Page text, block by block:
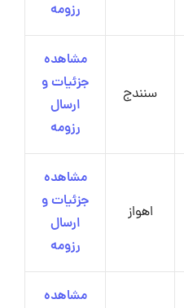
رزومه
سنندج
مشاهده
جزئیات و
ارسال
رزومه
اهواز
مشاهده
جزئیات و
ارسال
رزومه
مشاهده